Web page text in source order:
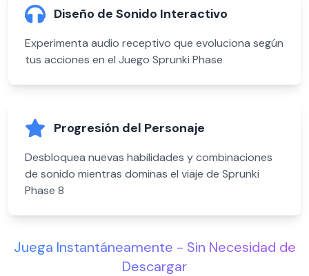
Diseño de Sonido Interactivo
Experimenta audio receptivo que evoluciona según
tus acciones en el Juego Sprunki Phase
Progresión del Personaje
Desbloquea nuevas habilidades y combinaciones
de sonido mientras dominas el viaje de Sprunki
Phase 8
Juega Instantáneamente - Sin Necesidad de
Descargar